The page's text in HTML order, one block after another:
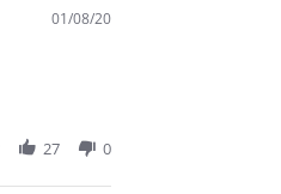
01/08/20
27 0